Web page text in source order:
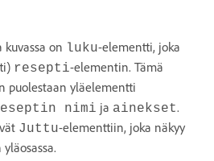
kuvassa on luku-elementti, joka
resepti-elementin. Tämä
puolestaan yläelementti
nimi ja ainekset.
Juttu-elementtiin, joka näkyy